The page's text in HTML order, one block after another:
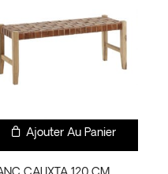
Ajouter Au Panier